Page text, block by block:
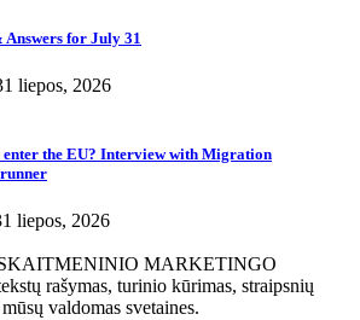
Answers for July 31
liepos, 2026
enter the EU? Interview with Migration
liepos, 2026
MARKETINGO
rašymas, turinio kūrimas, straipsnių
valdomas svetaines.